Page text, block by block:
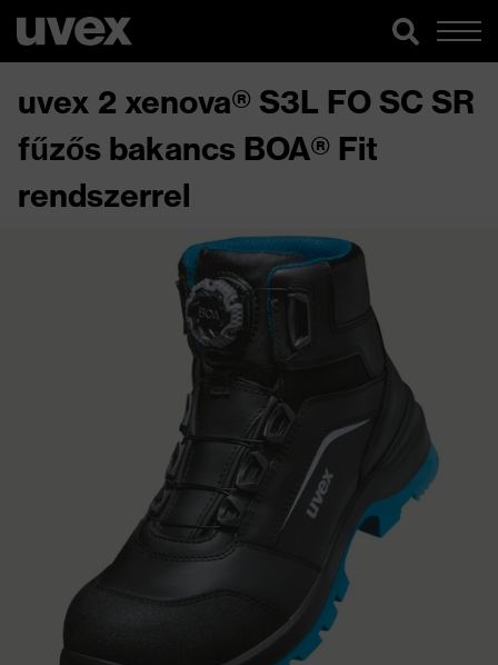
uvex 2 xenova® S3L FO SC SR
fűzős bakancs BOA® Fit
rendszerrel